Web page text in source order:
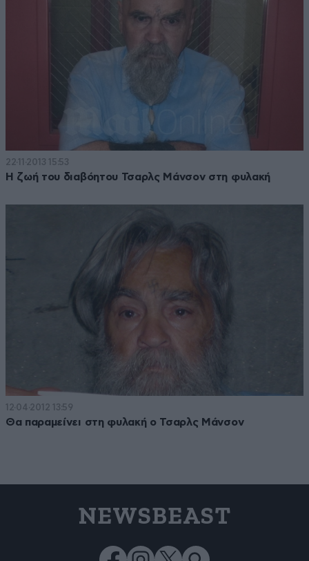
22·11·2013 15:53
Η ζωή του διαβόητου Τσαρλς Μάνσον στη φυλακή
12·04·2012 13:59
Θα παραμείνει στη φυλακή ο Τσαρλς Μάνσον
NEWSBEAST